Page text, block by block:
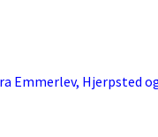
Emmerlev, Hjerpsted